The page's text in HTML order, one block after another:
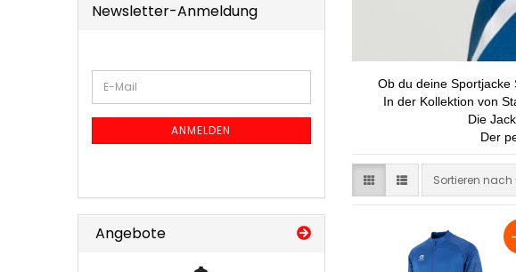
Ob du deine Sportjacke
In der Kollektion von
Die
Der
Sortieren nach
Sortieren nach
Newsletter-Anmeldung
ZUR
NEWSLETTER-
ANMELDUNG
E-
Mail
ANMELDEN
Angebote